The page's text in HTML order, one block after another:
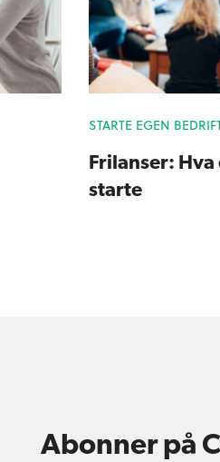
STARTE EGEN
Frilanser:
starte
Abonner på